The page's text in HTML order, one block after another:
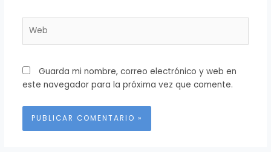
Guarda mi nombre, correo electrónico y web en
este navegador para la próxima vez que comente.